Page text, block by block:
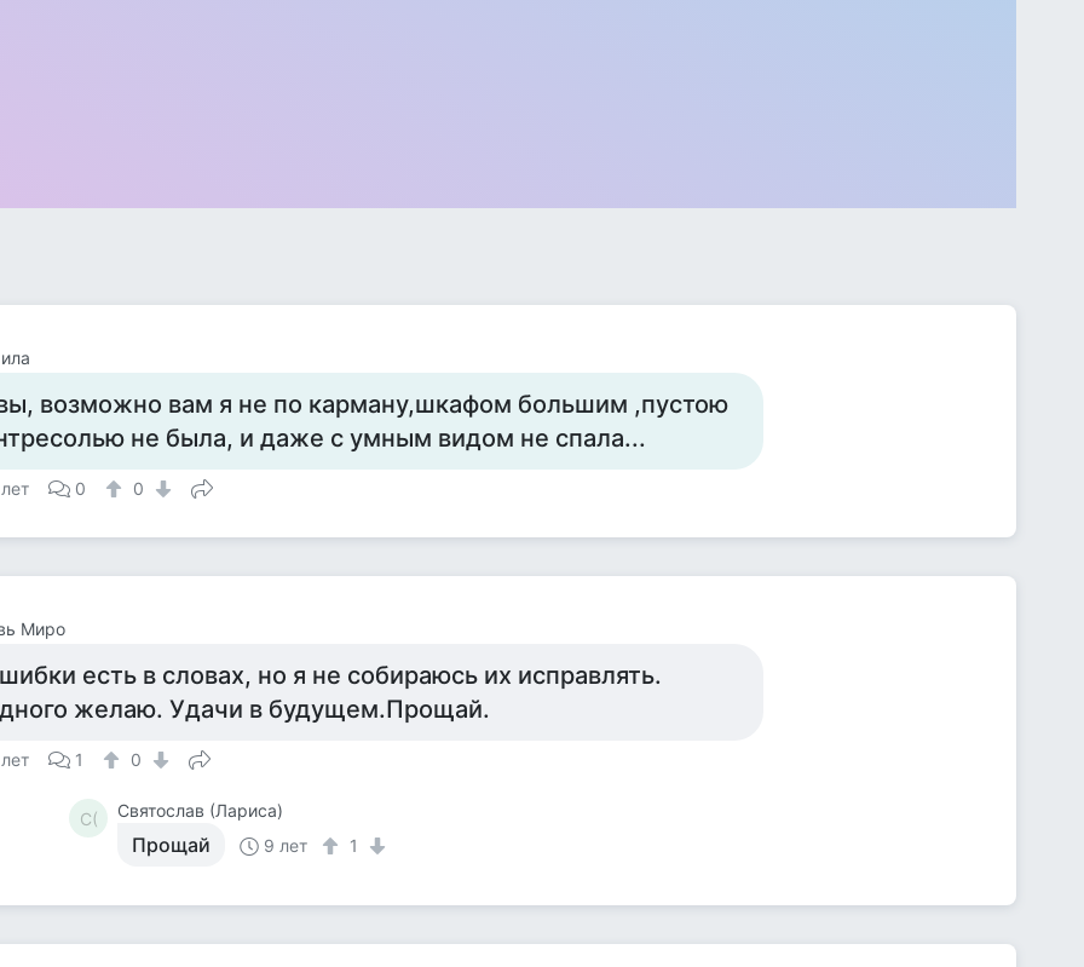
возможно вам я не по карману,шкафом большим ,пустою
не была, и даже с умным видом не спала...
0 0
Миро
есть в словах, но я не собираюсь их исправлять.
желаю. Удачи в будущем.Прощай.
1 0
С( Святослав (Лариса)
Прощай 9 лет 1